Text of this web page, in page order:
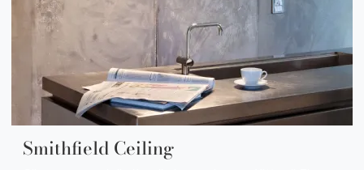
Smithfield Ceiling